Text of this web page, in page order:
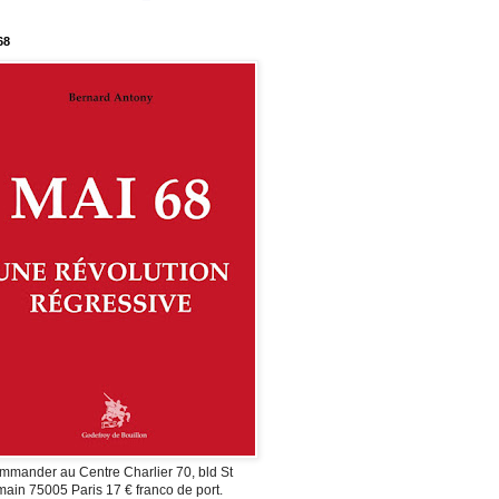
au Centre Charlier 70, bld St
75005 Paris 17 € franco de port.